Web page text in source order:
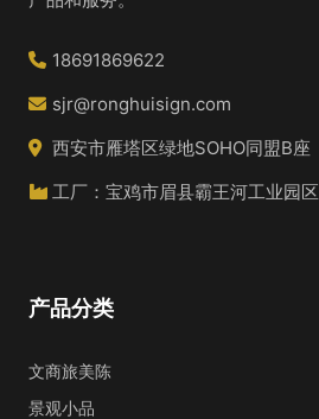
18691869622
sjr@ronghuisign.com
西安市雁塔区绿地SOHO同盟B座
工厂：宝鸡市眉县霸王河工业园区
产品分类
文商旅美陈
景观小品